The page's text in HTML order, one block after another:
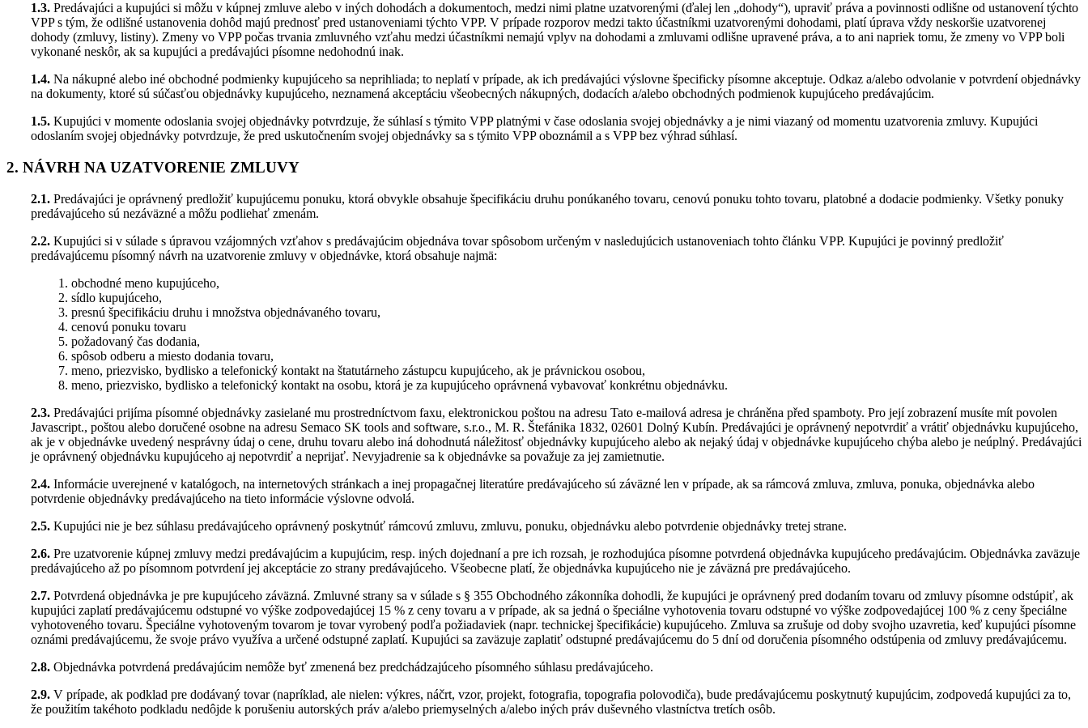
1.3. Predávajúci a kupujúci si môžu v kúpnej zmluve alebo v iných dohodách a dokumentoch, medzi nimi platne uzatvorenými (ďalej len „dohody“), upraviť práva a povinnosti odlišne od ustanovení týchto
VPP s tým, že odlišné ustanovenia dohôd majú prednosť pred ustanoveniami týchto VPP. V prípade rozporov medzi takto účastníkmi uzatvorenými dohodami, platí úprava vždy neskoršie uzatvorenej
dohody (zmluvy, listiny). Zmeny vo VPP počas trvania zmluvného vzťahu medzi účastníkmi nemajú vplyv na dohodami a zmluvami odlišne upravené práva, a to ani napriek tomu, že zmeny vo VPP boli
vykonané neskôr, ak sa kupujúci a predávajúci písomne nedohodnú inak.
1.4. Na nákupné alebo iné obchodné podmienky kupujúceho sa neprihliada; to neplatí v prípade, ak ich predávajúci výslovne špecificky písomne akceptuje. Odkaz a/alebo odvolanie v potvrdení objednávky
na dokumenty, ktoré sú súčasťou objednávky kupujúceho, neznamená akceptáciu všeobecných nákupných, dodacích a/alebo obchodných podmienok kupujúceho predávajúcim.
1.5. Kupujúci v momente odoslania svojej objednávky potvrdzuje, že súhlasí s týmito VPP platnými v čase odoslania svojej objednávky a je nimi viazaný od momentu uzatvorenia zmluvy. Kupujúci
odoslaním svojej objednávky potvrdzuje, že pred uskutočnením svojej objednávky sa s týmito VPP oboznámil a s VPP bez výhrad súhlasí.
2. NÁVRH NA UZATVORENIE ZMLUVY
2.1. Predávajúci je oprávnený predložiť kupujúcemu ponuku, ktorá obvykle obsahuje špecifikáciu druhu ponúkaného tovaru, cenovú ponuku tohto tovaru, platobné a dodacie podmienky. Všetky ponuky
predávajúceho sú nezáväzné a môžu podliehať zmenám.
2.2. Kupujúci si v súlade s úpravou vzájomných vzťahov s predávajúcim objednáva tovar spôsobom určeným v nasledujúcich ustanoveniach tohto článku VPP. Kupujúci je povinný predložiť
predávajúcemu písomný návrh na uzatvorenie zmluvy v objednávke, ktorá obsahuje najmä:
obchodné meno kupujúceho,
sídlo kupujúceho,
presnú špecifikáciu druhu i množstva objednávaného tovaru,
cenovú ponuku tovaru
požadovaný čas dodania,
spôsob odberu a miesto dodania tovaru,
meno, priezvisko, bydlisko a telefonický kontakt na štatutárneho zástupcu kupujúceho, ak je právnickou osobou,
meno, priezvisko, bydlisko a telefonický kontakt na osobu, ktorá je za kupujúceho oprávnená vybavovať konkrétnu objednávku.
2.3. Predávajúci prijíma písomné objednávky zasielané mu prostredníctvom faxu, elektronickou poštou na adresu Tato e-mailová adresa je chráněna před spamboty. Pro její zobrazení musíte mít povolen
Javascript., poštou alebo doručené osobne na adresu Semaco SK tools and software, s.r.o., M. R. Štefánika 1832, 02601 Dolný Kubín. Predávajúci je oprávnený nepotvrdiť a vrátiť objednávku kupujúceho,
ak je v objednávke uvedený nesprávny údaj o cene, druhu tovaru alebo iná dohodnutá náležitosť objednávky kupujúceho alebo ak nejaký údaj v objednávke kupujúceho chýba alebo je neúplný. Predávajúci
je oprávnený objednávku kupujúceho aj nepotvrdiť a neprijať. Nevyjadrenie sa k objednávke sa považuje za jej zamietnutie.
2.4. Informácie uverejnené v katalógoch, na internetových stránkach a inej propagačnej literatúre predávajúceho sú záväzné len v prípade, ak sa rámcová zmluva, zmluva, ponuka, objednávka alebo
potvrdenie objednávky predávajúceho na tieto informácie výslovne odvolá.
2.5. Kupujúci nie je bez súhlasu predávajúceho oprávnený poskytnúť rámcovú zmluvu, zmluvu, ponuku, objednávku alebo potvrdenie objednávky tretej strane.
2.6. Pre uzatvorenie kúpnej zmluvy medzi predávajúcim a kupujúcim, resp. iných dojednaní a pre ich rozsah, je rozhodujúca písomne potvrdená objednávka kupujúceho predávajúcim. Objednávka zaväzuje
predávajúceho až po písomnom potvrdení jej akceptácie zo strany predávajúceho. Všeobecne platí, že objednávka kupujúceho nie je záväzná pre predávajúceho.
2.7. Potvrdená objednávka je pre kupujúceho záväzná. Zmluvné strany sa v súlade s § 355 Obchodného zákonníka dohodli, že kupujúci je oprávnený pred dodaním tovaru od zmluvy písomne odstúpiť, ak
kupujúci zaplatí predávajúcemu odstupné vo výške zodpovedajúcej 15 % z ceny tovaru a v prípade, ak sa jedná o špeciálne vyhotovenia tovaru odstupné vo výške zodpovedajúcej 100 % z ceny špeciálne
vyhotoveného tovaru. Špeciálne vyhotoveným tovarom je tovar vyrobený podľa požiadaviek (napr. technickej špecifikácie) kupujúceho. Zmluva sa zrušuje od doby svojho uzavretia, keď kupujúci písomne
oznámi predávajúcemu, že svoje právo využíva a určené odstupné zaplatí. Kupujúci sa zaväzuje zaplatiť odstupné predávajúcemu do 5 dní od doručenia písomného odstúpenia od zmluvy predávajúcemu.
2.8. Objednávka potvrdená predávajúcim nemôže byť zmenená bez predchádzajúceho písomného súhlasu predávajúceho.
2.9. V prípade, ak podklad pre dodávaný tovar (napríklad, ale nielen: výkres, náčrt, vzor, projekt, fotografia, topografia polovodiča), bude predávajúcemu poskytnutý kupujúcim, zodpovedá kupujúci za to,
že použitím takéhoto podkladu nedôjde k porušeniu autorských práv a/alebo priemyselných a/alebo iných práv duševného vlastníctva tretích osôb.